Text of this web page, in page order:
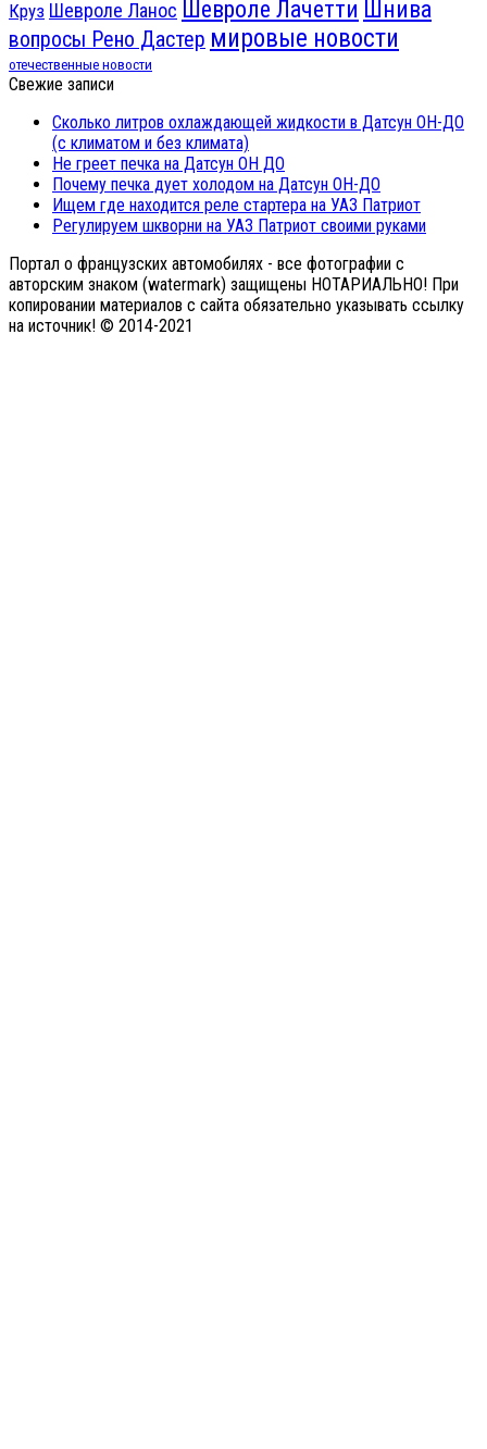
Круз Шевроле Ланос Шевроле Лачетти Шнива
вопросы Рено Дастер мировые новости
отечественные новости
Свежие записи
Сколько литров охлаждающей жидкости в Датсун ОН-ДО
(с климатом и без климата)
Не греет печка на Датсун ОН ДО
Почему печка дует холодом на Датсун ОН-ДО
Ищем где находится реле стартера на УАЗ Патриот
Регулируем шкворни на УАЗ Патриот своими руками
Портал о французских автомобилях - все фотографии с
авторским знаком (watermark) защищены НОТАРИАЛЬНО! При
копировании материалов с сайта обязательно указывать ссылку
на источник! © 2014-2021